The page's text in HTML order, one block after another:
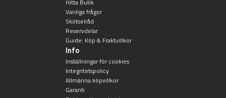
Hitta Butik
Vanliga frågor
Skötselråd
Reservdelar
Guide: Köp & Fraktvillkor
Info
Inställningar för cookies
Integritetspolicy
Allmänna köpvillkor
Garanti